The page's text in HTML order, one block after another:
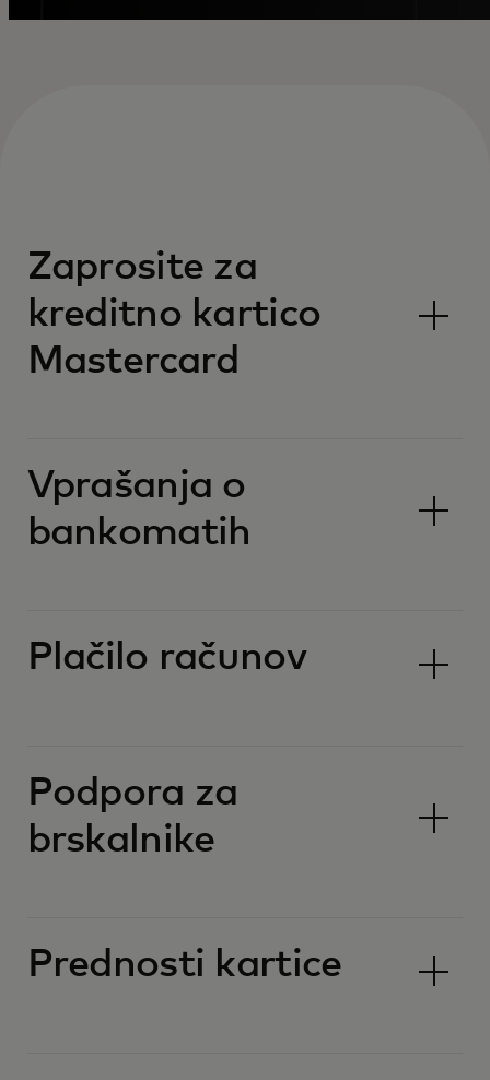
Zaprosite za
kreditno kartico
Mastercard
Vprašanja o
bankomatih
Plačilo računov
Podpora za
brskalnike
Prednosti kartice